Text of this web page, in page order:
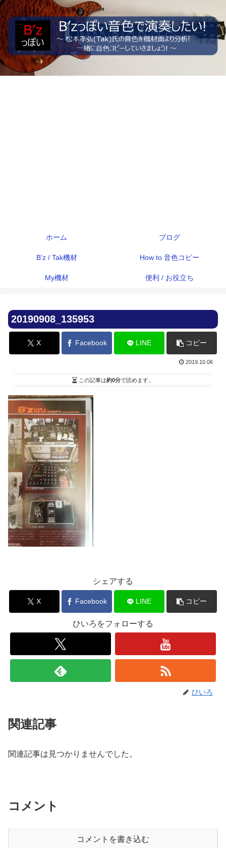
ホーム ブログ
B’z / Tak機材 How to 音色コピー
My機材 便利 / お役立ち
20190908_135953
X Facebook LINE コピー
2019.10.06
この記事は約0分で読めます。
シェアする
X Facebook LINE コピー
ひいろをフォローする
ひいろ
関連記事
関連記事は見つかりませんでした。
コメント
コメントを書き込む